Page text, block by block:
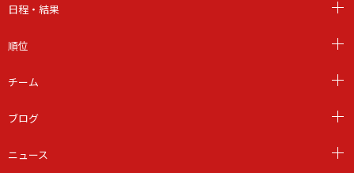
日程・結果
順位
チーム
ブログ
ニュース